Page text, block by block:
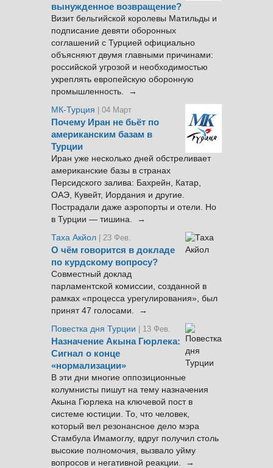
вынужденное возвращение?
Визит бельгийской королевы Матильды и
подписание девяти оборонных
соглашений с Турцией официально
объясняют двумя главными причинами:
российской угрозой и необходимостью
укреплять европейскую оборонную
промышленность. →
МК-Турция
| 04 Март
Почему Иран не бьёт по
американским базам в
Турции
Иран уже несколько дней обстреливает
американские базы в странах
Персидского залива: Бахрейн, Катар,
ОАЭ, Кувейт, Иордания и другие.
Пострадали даже аэропорты и отели. Но
в Турции — тишина. →
Таха Акйол | 23 Фев.
О чём говорится в докладе
по курдскому вопросу?
Совместный доклад
парламентской комиссии, созданной в
рамках «процесса урегулирования», был
принят 47 голосами. →
Повестка дня Турции
| 13 Фев.
Назначение Акына Гюрлека:
Сигнал о конце
«нормализации»
В эти дни многие оппозиционные
колумнисты пишут на тему назначения
Акына Гюрлека на ключевой пост в
системе юстиции. То, что человек,
который вел резонансное дело мэра
Стамбула Имамоглу, вдруг получил столь
высокие полномочия, вызвало уйму
вопросов и негативной реакции. →